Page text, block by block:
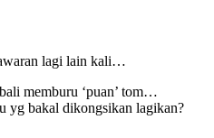
lagi lain kali…
memburu ‘puan’ tom…
yg bakal dikongsikan lagikan?